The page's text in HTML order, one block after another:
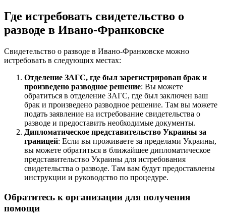
Где истребовать свидетельство о
разводе в Ивано-Франковске
Свидетельство о разводе в Ивано-Франковске можно
истребовать в следующих местах:
Отделение ЗАГС, где был зарегистрирован брак и
произведено разводное решение: Вы можете
обратиться в отделение ЗАГС, где был заключен ваш
брак и произведено разводное решение. Там вы можете
подать заявление на истребование свидетельства о
разводе и предоставить необходимые документы.
Дипломатическое представительство Украины за
границей: Если вы проживаете за пределами Украины,
вы можете обратиться в ближайшее дипломатическое
представительство Украины для истребования
свидетельства о разводе. Там вам будут предоставлены
инструкции и руководство по процедуре.
Обратитесь к организации для получения
помощи